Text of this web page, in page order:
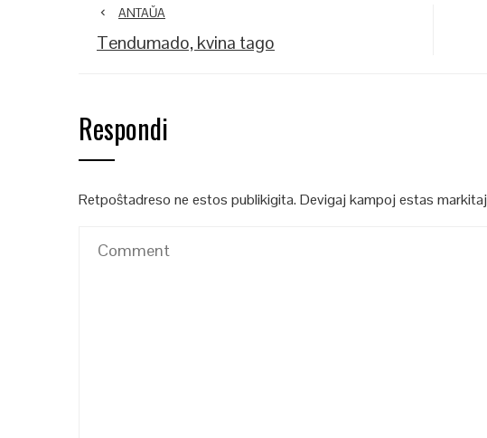
ANTAŬA
Tendumado, kvina tago
Respondi
Retpoŝtadreso ne estos publikigita. Devigaj kampoj estas markitaj